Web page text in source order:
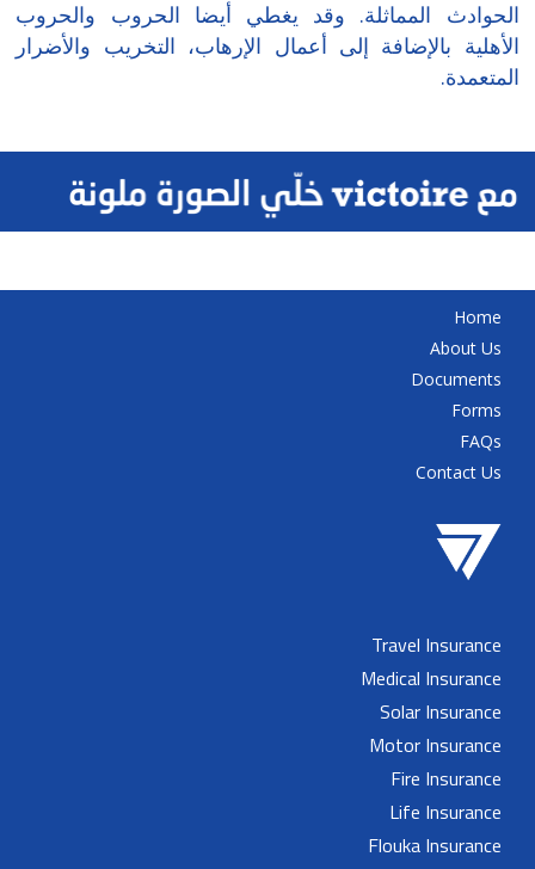
الحوادث المماثلة. وقد يغطي أيضا الحروب والحروب
الأهلية بالإضافة إلى أعمال الإرهاب، التخريب والأضرار
المتعمدة.
Home
About Us
Documents
Forms
FAQs
Contact Us
Travel Insurance
Medical Insurance
Solar Insurance
Motor Insurance
Fire Insurance
Life Insurance
Flouka Insurance